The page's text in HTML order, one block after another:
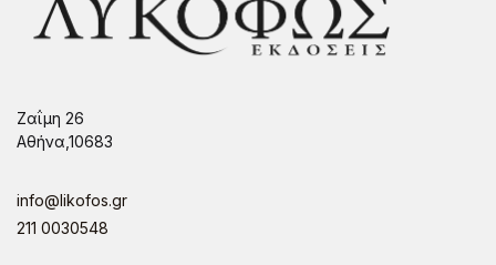
Ζαΐμη 26
Αθήνα,10683
info@likofos.gr
211 0030548